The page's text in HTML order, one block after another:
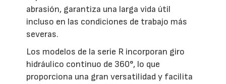
abrasión, garantiza una larga vida útil
incluso en las condiciones de trabajo más
severas.
Los modelos de la serie R incorporan giro
hidráulico continuo de 360°, lo que
proporciona una gran versatilidad y facilita